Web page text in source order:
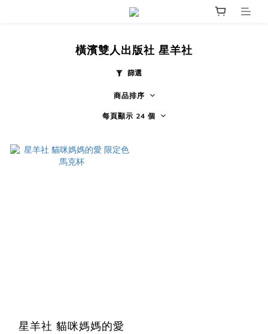
橫濱雙人出版社 星羊社
篩選
商品排序
每頁顯示 24 個
星羊社 貓咪媽媽的愛